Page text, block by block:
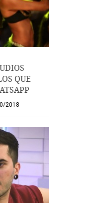
QUE
2018